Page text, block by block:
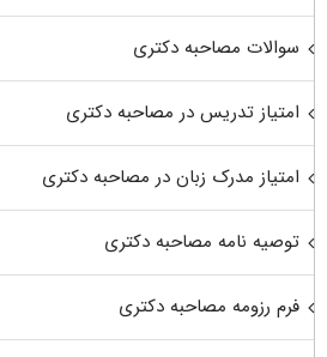
سوالات مصاحبه دکتری
امتیاز تدریس در مصاحبه دکتری
امتیاز مدرک زبان در مصاحبه دکتری
توصیه نامه مصاحبه دکتری
فرم رزومه مصاحبه دکتری